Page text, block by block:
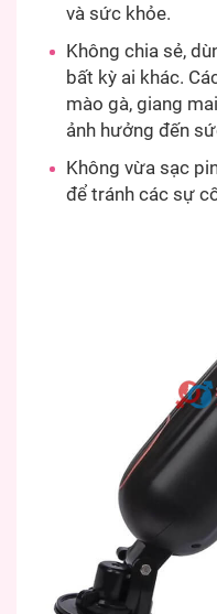
và sức khỏe.
Không chia sẻ,
bất kỳ ai khác.
mào gà, giang
ảnh hưởng đến
Không vừa sạc
để tránh các sự